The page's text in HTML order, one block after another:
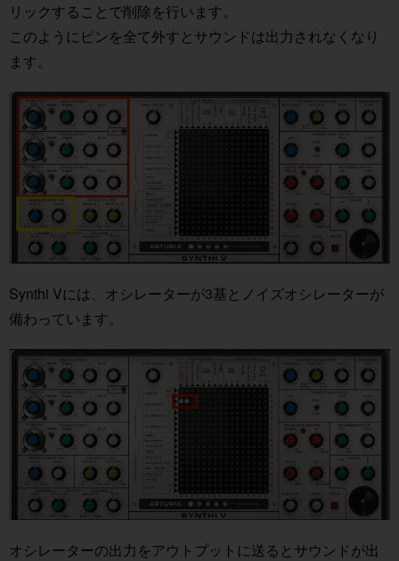
リックすることで削除を行います。
このようにピンを全て外すとサウンドは出力されなくなり
ます。
Synthi Vには、オシレーターが3基とノイズオシレーターが
備わっています。
オシレーターの出力をアウトプットに送るとサウンドが出